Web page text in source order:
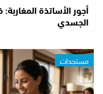
أجور الأساتذة
الجسدي
مستجدات